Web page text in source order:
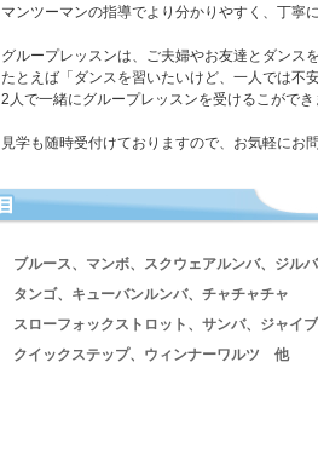
マンツーマンの指導でより分かりやすく、丁寧
グループレッスンは、ご夫婦やお友達とダンス
たとえば「ダンスを習いたいけど、一人では不
2人で一緒にグループレッスンを受けるこができ
見学も随時受付けておりますので、お気軽にお
ブルース、マンボ、スクウェアルンバ、ジル
タンゴ、キューバンルンバ、チャチャチャ
スローフォックストロット、サンバ、ジャイ
クイックステップ、ウィンナーワルツ 他